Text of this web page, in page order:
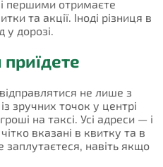
першими отримаєте
та акції. Іноді різниця в
дорозі.
приїдете
не лише з
зручних точок у центрі
на таксі. Усі адреси — і
вказані в квитку та в
заплутаєтеся, навіть якщо